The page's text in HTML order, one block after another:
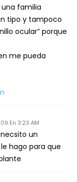
familia
tipo y tampoco
ocular” porque
me pueda
En 3:23 AM
un
hago para que